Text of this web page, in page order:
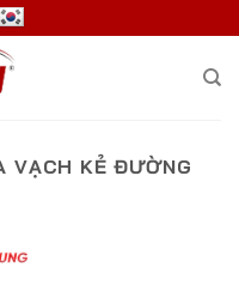
VẠCH KẺ ĐƯỜNG